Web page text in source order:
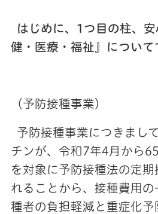
はじめに、1つ目の柱、
健・医療・福祉』について
（予防接種事業）
予防接種事業につきまし
チンが、令和7年4月から
を対象に予防接種法の定期
れることから、接種費用
種者の負担軽減と重症化予